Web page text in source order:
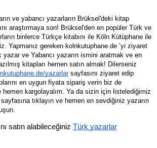
ve yabancı yazarların Brüksel'deki kitap
araştırmaya son! Brüksel'den en popüler Türk ve
binlerce Türkçe kitabını ile Köln Kütüphane ile
Yapmanız gereken kolnkutuphane.de ‘yi ziyaret
ve Yabancı yazarın ismini aratmak ve en
kitapları hemen satın almak! Dilerseniz
yazarlar sayfasını ziyaret edip
en uygun fiyata sipariş verin biz de
hemen kargolayalım. Ya da sizin için listelediğimiz
sayfasına tıklayın ve hemen en sevdiğiniz yazarın
satın alabileceğiniz Türk yazarlar